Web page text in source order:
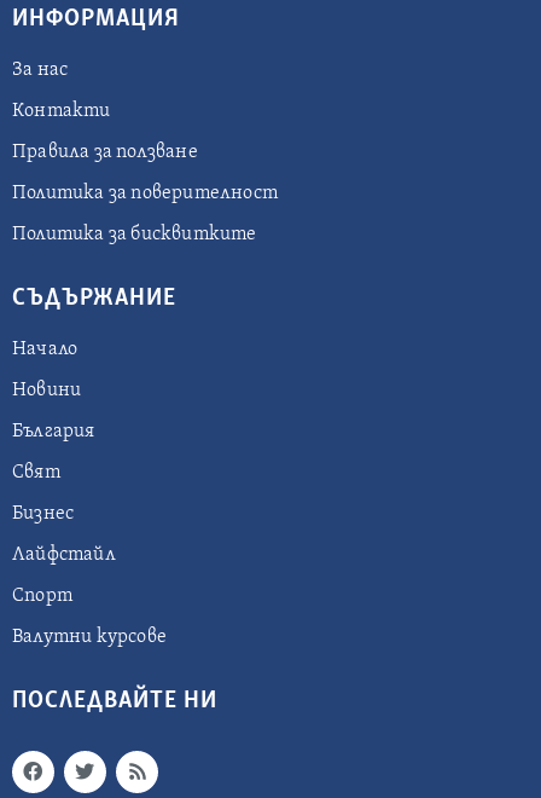
ИНФОРМАЦИЯ
За нас
Контакти
Правила за ползване
Политика за поверителност
Политика за бисквитките
СЪДЪРЖАНИЕ
Начало
Новини
България
Свят
Бизнес
Лайфстайл
Спорт
Валутни курсове
ПОСЛЕДВАЙТЕ НИ